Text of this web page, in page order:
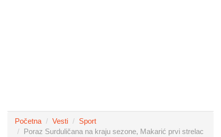
Početna Vesti
Sport
Poraz Surduličana na kraju sezone, Makarić prvi strelac